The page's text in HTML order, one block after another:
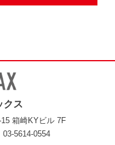
クス
箱崎KYビル 7F
03-5614-0554